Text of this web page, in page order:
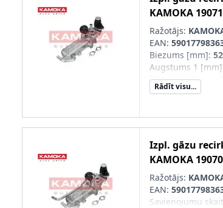
KAMOKA 19071
Ražotājs:
EAN:
Biezums [mm]: 52
Augstums 1 [mm]
Platums 1 [mm]
Rādīt visu...
Izpl. gāzu
KAMOKA 19070
Ražotājs:
EAN:
Savienojumu